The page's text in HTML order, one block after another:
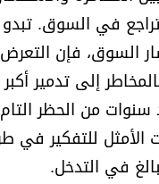
في السوق.
السوق، فإن
إلى تدمير
من الحظر
الأمثل للتفكير
في التدخل.